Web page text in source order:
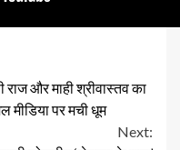
राज और माही श्रीवास्तव का
मीडिया पर मची धूम
Next: